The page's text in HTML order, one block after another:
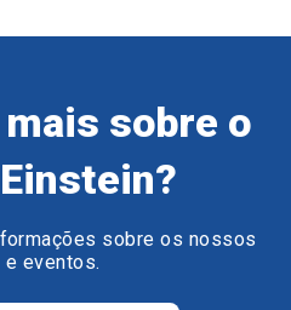
sobre o
sobre os nossos
eventos.